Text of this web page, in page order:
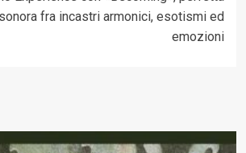
fra incastri armonici, esotismi ed
emozioni